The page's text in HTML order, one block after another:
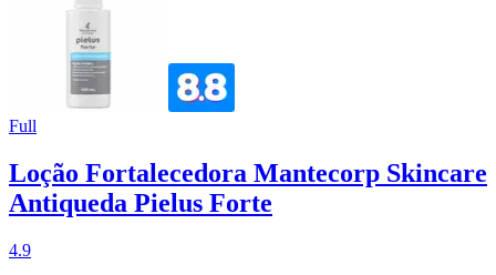
Full
Loção Fortalecedora Mantecorp Skincare
Antiqueda Pielus Forte
4.9